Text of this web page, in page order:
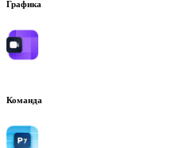
Графика
Команда